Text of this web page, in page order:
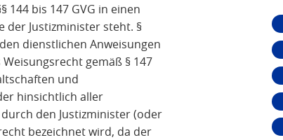
144 bis 147 GVG in einen
der Justizminister steht. §
dienstlichen Anweisungen
gemäß § 147
und
hinsichtlich aller
den Justizminister (oder
bezeichnet wird, da der